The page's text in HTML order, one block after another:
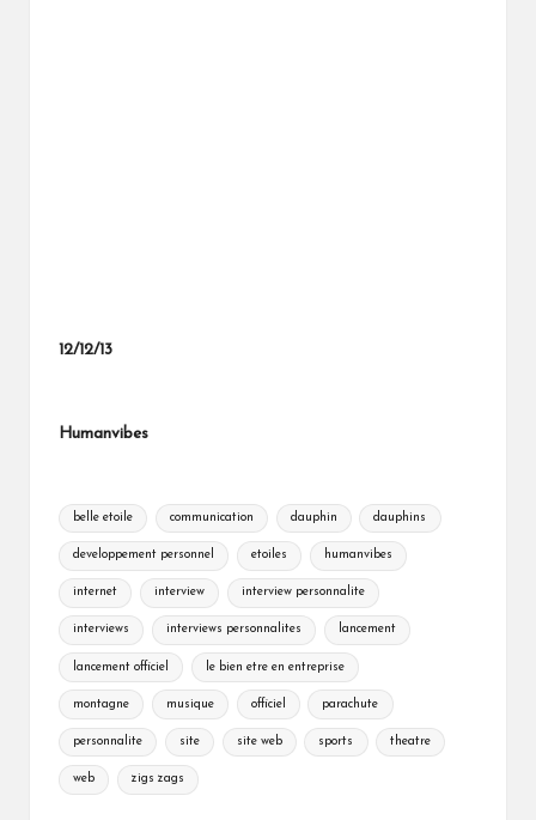
12/12/13
Humanvibes
Tags:
belle etoile communication dauphin dauphins
developpement personnel etoiles humanvibes
internet interview interview personnalite
interviews interviews personnalites lancement
lancement officiel le bien etre en entreprise
montagne musique officiel parachute
personnalite site site web sports theatre
web zigs zags